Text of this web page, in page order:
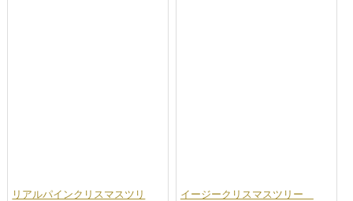
リアルパインクリスマスツリ
イージークリスマスツリー